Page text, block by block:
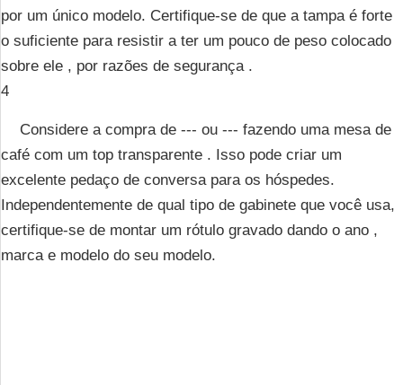
por um único modelo. Certifique-se de que a tampa é forte
o suficiente para resistir a ter um pouco de peso colocado
sobre ele , por razões de segurança .
4
Considere a compra de --- ou --- fazendo uma mesa de
café com um top transparente . Isso pode criar um
excelente pedaço de conversa para os hóspedes.
Independentemente de qual tipo de gabinete que você usa,
certifique-se de montar um rótulo gravado dando o ano ,
marca e modelo do seu modelo.